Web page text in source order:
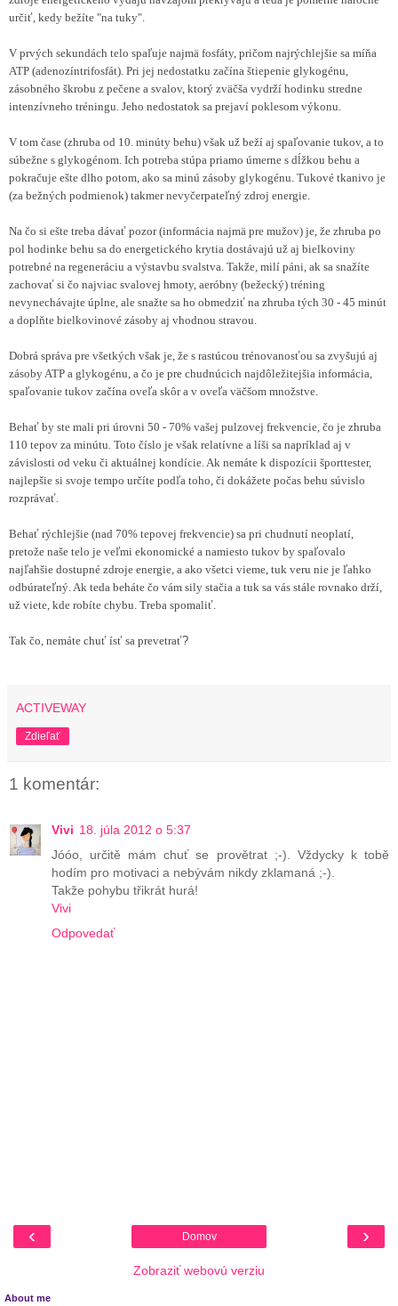
určiť, kedy bežíte "na tuky".
V prvých sekundách telo spaľuje najmä fosfáty, pričom najrýchlejšie sa míňa
ATP (adenozíntrifosfát). Pri jej nedostatku začína štiepenie glykogénu,
zásobného škrobu z pečene a svalov, ktorý zväčša vydrží hodinku stredne
intenzívneho tréningu. Jeho nedostatok sa prejaví poklesom výkonu.
V tom čase (zhruba od 10. minúty behu) však už beží aj spaľovanie tukov, a to
súbežne s glykogénom. Ich potreba stúpa priamo úmerne s dĺžkou behu a
pokračuje ešte dlho potom, ako sa minú zásoby glykogénu. Tukové tkanivo je
(za bežných podmienok) takmer nevyčerpateľný zdroj energie.
Na čo si ešte treba dávať pozor (informácia najmä pre mužov) je, že zhruba po
pol hodinke behu sa do energetického krytia dostávajú už aj bielkoviny
potrebné na regeneráciu a výstavbu svalstva. Takže, milí páni, ak sa snažíte
zachovať si čo najviac svalovej hmoty, aeróbny (bežecký) tréning
nevynechávajte úplne, ale snažte sa ho obmedziť na zhruba tých 30 - 45 minút
a doplňte bielkovinové zásoby aj vhodnou stravou.
Dobrá správa pre všetkých však je, že s rastúcou trénovanosťou sa zvyšujú aj
zásoby ATP a glykogénu, a čo je pre chudnúcich najdôležitejšia informácia,
spaľovanie tukov začína oveľa skôr a v oveľa väčšom množstve.
Behať by ste mali pri úrovni 50 - 70% vašej pulzovej frekvencie, čo je zhruba
110 tepov za minútu. Toto číslo je však relatívne a líši sa napríklad aj v
závislosti od veku či aktuálnej kondície. Ak nemáte k dispozícii športtester,
najlepšie si svoje tempo určíte podľa toho, či dokážete počas behu súvislo
rozprávať.
Behať rýchlejšie (nad 70% tepovej frekvencie) sa pri chudnutí neoplatí,
pretože naše telo je veľmi ekonomické a namiesto tukov by spaľovalo
najľahšie dostupné zdroje energie, a ako všetci vieme, tuk veru nie je ľahko
odbúrateľný. Ak teda beháte čo vám sily stačia a tuk sa vás stále rovnako drží,
už viete, kde robíte chybu. Treba spomaliť.
Tak čo, nemáte chuť ísť sa prevetrať?
ACTIVEWAY
Zdieľať
1 komentár:
Vivi 18. júla 2012 o 5:37
Jóóo, určitě mám chuť se provětrat ;-). Vždycky k tobě
hodím pro motivaci a nebývám nikdy zklamaná ;-).
Takže pohybu třikrát hurá!
Vivi
Odpovedať
‹ ›
Domov
Zobraziť webovú verziu
About me